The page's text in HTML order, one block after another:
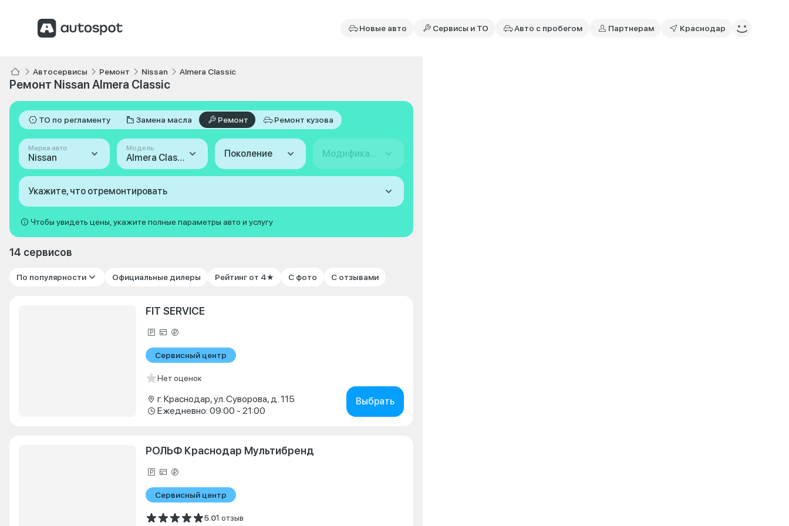
Новые авто Сервисы и ТО Авто с пробегом Партнерам Краснодар
Автосервисы Ремонт Nissan Almera Classic
Ремонт Nissan Almera Classic
ТО по регламенту Замена масла Ремонт Ремонт кузова
Марка авто
Nissan
Модель
Almera Classic Поколение Модификация
Укажите, что отремонтировать
Чтобы увидеть цены, укажите полные параметры авто и услугу
14 сервисов
По популярности Официальные дилеры Рейтинг от 4★ С фото С отзывами
FIT SERVICE
Сервисный центр
Нет оценок
г. Краснодар, ул. Суворова, д. 115
Ежедневно: 09:00 - 21:00
Выбрать
РОЛЬФ Краснодар Мультибренд
Сервисный центр
5.01 отзыв